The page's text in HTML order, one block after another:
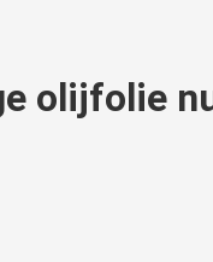
olijfolie